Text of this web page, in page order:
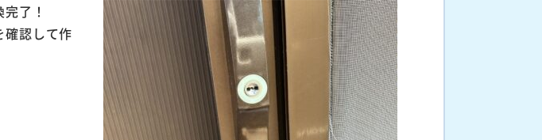
了！
確認して作